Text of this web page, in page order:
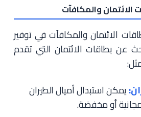
الائتمان والمكافآت في توفير
عن بطاقات الائتمان التي تقدم
يمكن استبدال أميال الطيران
مجانية أو مخفضة.